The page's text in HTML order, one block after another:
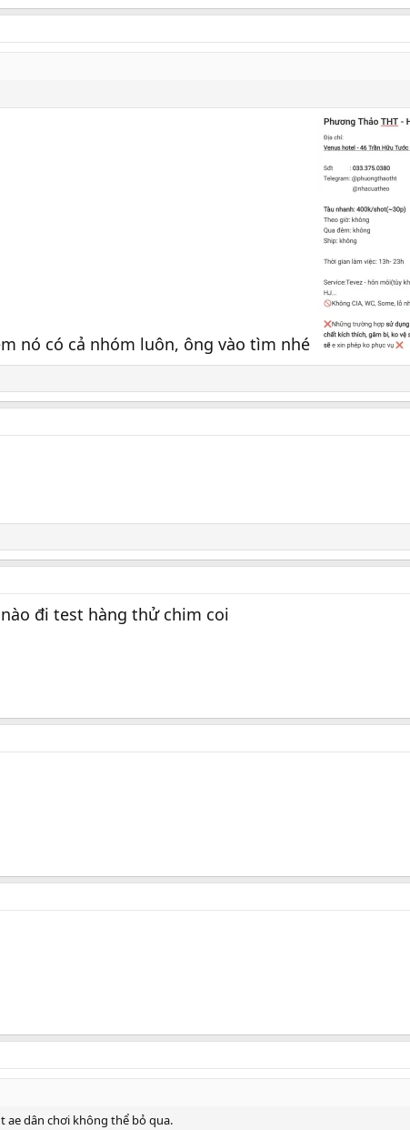
nó có cả nhóm luôn, ông vào tìm nhé
đi test hàng thử chim coi
ae dân chơi không thể bỏ qua.